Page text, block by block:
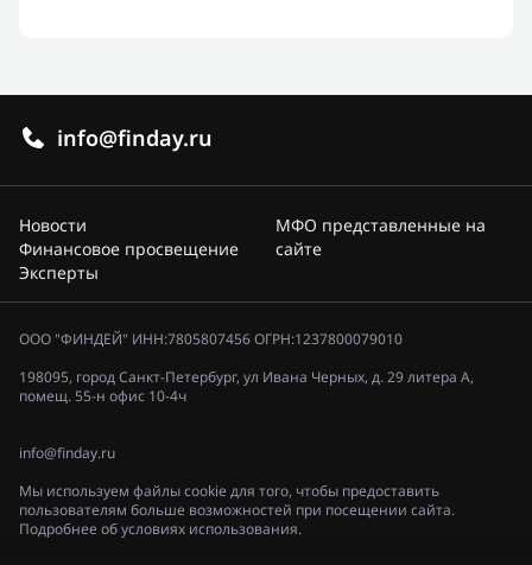
info@finday.ru
Новости
Финансовое просвещение
Эксперты
МФО представленные на
сайте
ООО "ФИНДЕЙ" ИНН:7805807456 ОГРН:1237800079010
198095, город Санкт-Петербург, ул Ивана Черных, д. 29 литера А,
помещ. 55-н офис 10-4ч
info@finday.ru
Мы используем файлы cookie для того, чтобы предоставить
пользователям больше возможностей при посещении сайта.
Подробнее об условиях использования.